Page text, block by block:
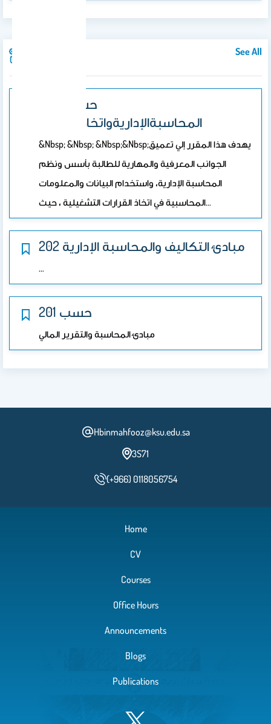
See All
المحاسبةالإداريةواتخاذالقرارات
&nbsp; &nbsp; &nbsp;&nbsp;يهدف هذا المقرر إلي تعميق
الجوانب المعرفية والمهارية للطالبة بأسس ونظم
المحاسبة الإدارية، واستخدام البيانات والمعلومات
المحاسبية في اتخاذ القرارات التشغيلية ، حيث…
202 مبادئ التكاليف والمحاسبة الإدارية
…
201 حسب
مبادئ المحاسبة والتقرير المالي
Hbinmahfooz@ksu.edu.sa
3S71
(+966) 0118056754
Home
CV
Courses
Office Hours
Announcements
Blogs
Publications